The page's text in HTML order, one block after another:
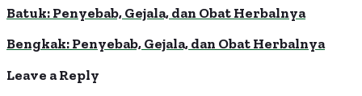
Batuk: Penyebab, Gejala, dan Obat Herbalnya
Bengkak: Penyebab, Gejala, dan Obat Herbalnya
Leave a Reply